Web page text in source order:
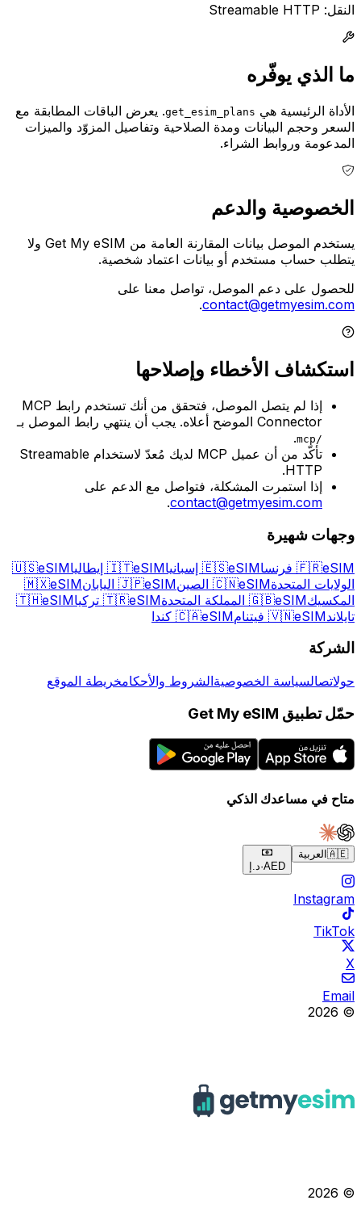
النقل: Streamable HTTP
ما الذي يوفّره
الأداة الرئيسية هي get_esim_plans
. يعرض الباقات المطابقة مع
السعر وحجم البيانات ومدة الصلاحية وتفاصيل المزوّد والميزات
المدعومة وروابط الشراء.
الخصوصية والدعم
يستخدم الموصل بيانات المقارنة العامة من Get My eSIM ولا
يتطلب حساب مستخدم أو بيانات اعتماد شخصية.
للحصول على دعم الموصل، تواصل معنا على
contact@getmyesim.com
.
استكشاف الأخطاء وإصلاحها
إذا لم يتصل الموصل، فتحقق من أنك تستخدم رابط MCP
Connector الموضح أعلاه. يجب أن ينتهي رابط الموصل بـ
/mcp
.
تأكّد من أن عميل MCP لديك مُعدّ لاستخدام Streamable
HTTP.
إذا استمرت المشكلة، فتواصل مع الدعم على
contact@getmyesim.com
.
وجهات شهيرة
🇫🇷eSIM فرنسا 🇪🇸eSIM إسبانيا 🇮🇹eSIM إيطاليا 🇺🇸eSIM
الولايات المتحدة
🇨🇳eSIM الصين 🇯🇵eSIM اليابان 🇲🇽eSIM
المكسيك
🇬🇧eSIM المملكة المتحدة 🇹🇷eSIM تركيا 🇹🇭eSIM
تايلاند
🇻🇳eSIM فيتنام 🇨🇦eSIM كندا
الشركة
حولاتصالسياسة الخصوصيةالشروط والأحكامخريطة الموقع
حمّل تطبيق Get My eSIM
متاح في مساعدك الذكي
🇦🇪 العربية
AED
·د.إ
Instagram
TikTok
X
Email
© 2026
© 2026